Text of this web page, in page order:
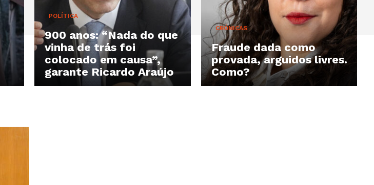
POLÍTICA
900 anos: “Nada do que
vinha de trás foi
colocado em causa”,
garante Ricardo Araújo
CRÓNICAS
Fraude dada como
provada, arguidos livres.
Como?